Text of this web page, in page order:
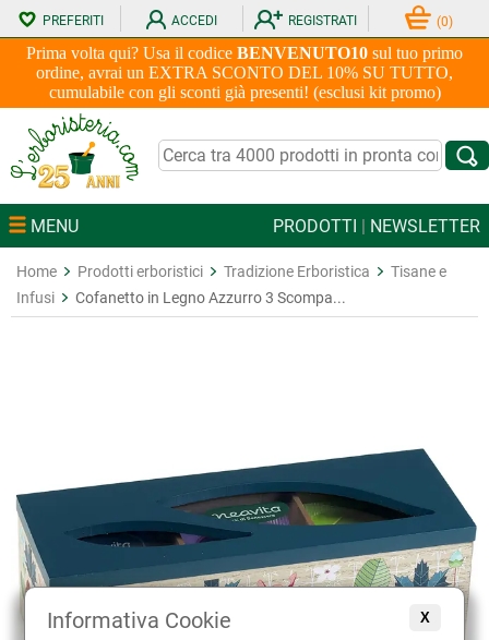
X
Informativa Cookie
Prima volta qui? Usa il codice BENVENUTO10 sul tuo primo
ordine, avrai un EXTRA SCONTO DEL 10% SU TUTTO,
cumulabile con gli sconti già presenti! (esclusi kit promo)
PREFERITI ACCEDI REGISTRATI (0)
MENU PRODOTTI | NEWSLETTER
Home Prodotti erboristici Tradizione Erboristica
Tisane e
Infusi
Cofanetto in Legno Azzurro 3 Scompa...